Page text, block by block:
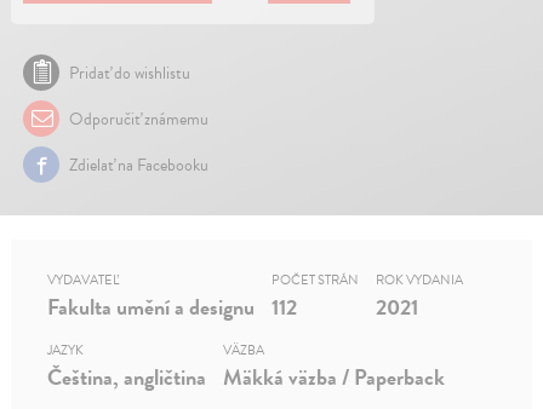
Pridať do wishlistu
Odporučiť známemu
Zdielať na Facebooku
VYDAVATEĽ
Fakulta umění a designu
POČET STRÁN
112
ROK VYDANIA
2021
JAZYK
Čeština, angličtina
VÄZBA
Mäkká väzba / Paperback